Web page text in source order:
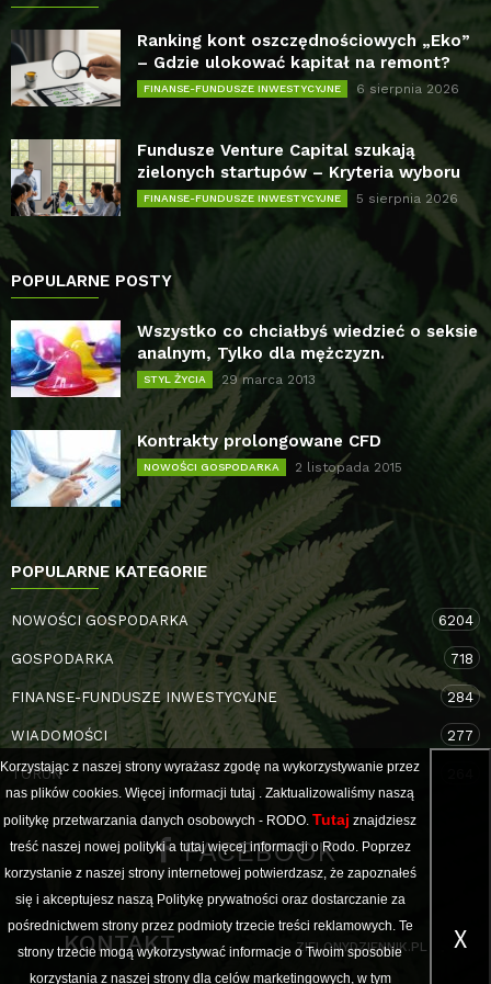
Ranking kont oszczędnościowych „Eko”
– Gdzie ulokować kapitał na remont?
FINANSE-FUNDUSZE INWESTYCYJNE 6 sierpnia 2026
Fundusze Venture Capital szukają
zielonych startupów – Kryteria wyboru
FINANSE-FUNDUSZE INWESTYCYJNE 5 sierpnia 2026
POPULARNE POSTY
Wszystko co chciałbyś wiedzieć o seksie
analnym, Tylko dla mężczyzn.
STYL ŻYCIA 29 marca 2013
Kontrakty prolongowane CFD
NOWOŚCI GOSPODARKA 2 listopada 2015
POPULARNE KATEGORIE
NOWOŚCI GOSPODARKA 6204
GOSPODARKA 718
FINANSE-FUNDUSZE INWESTYCYJNE 284
WIADOMOŚCI 277
TORUŃ
FACEBOOK
KONTAKT ZIELONYDZIENNIK.PL
Korzystając z naszej strony wyrażasz zgodę na wykorzystywanie przez
nas plików cookies. Więcej informacji tutaj . Zaktualizowaliśmy naszą
politykę przetwarzania danych osobowych - RODO. Tutaj znajdziesz
treść naszej nowej polityki a tutajwięcej informacji o Rodo. Poprzez
korzystanie z naszej strony internetowej potwierdzasz, że zapoznałeś
się i akceptujesz naszą Politykę prywatności oraz dostarczanie za
pośrednictwem strony przez podmioty trzecie treści reklamowych. Te
strony trzecie mogą wykorzystywać informacje o Twoim sposobie
korzystania z naszej strony dla celów marketingowych, w tym
X